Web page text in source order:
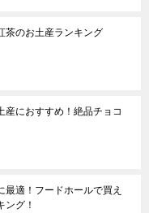
茶のお土産ランキング
産におすすめ！絶品チョコ
最適！フードホールで買え
ング！